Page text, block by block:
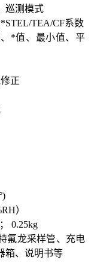
巡测模式
TEA/CF系数
*值、最小值、平
正
）
0.25kg
氟龙采样管、充电
箱、说明书等